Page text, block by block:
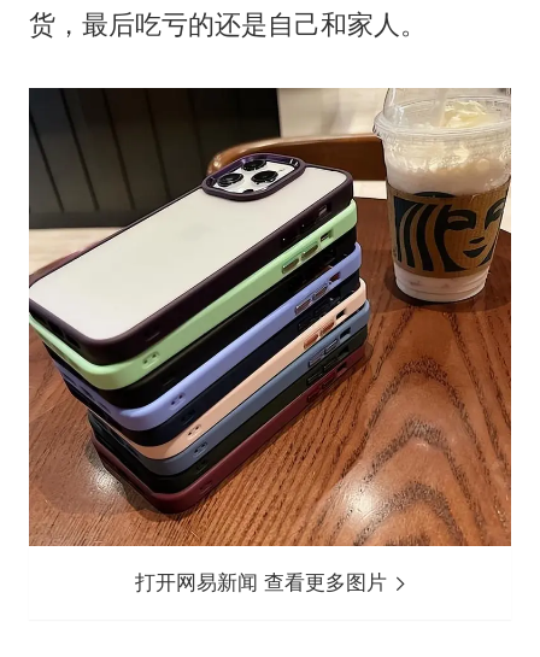
货，最后吃亏的还是自己和家人。
打开网易新闻 查看更多图片